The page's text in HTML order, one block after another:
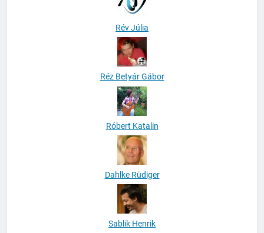
Rév Júlia
Réz Betyár Gábor
Róbert Katalin
Dahlke Rüdiger
Sablik Henrik